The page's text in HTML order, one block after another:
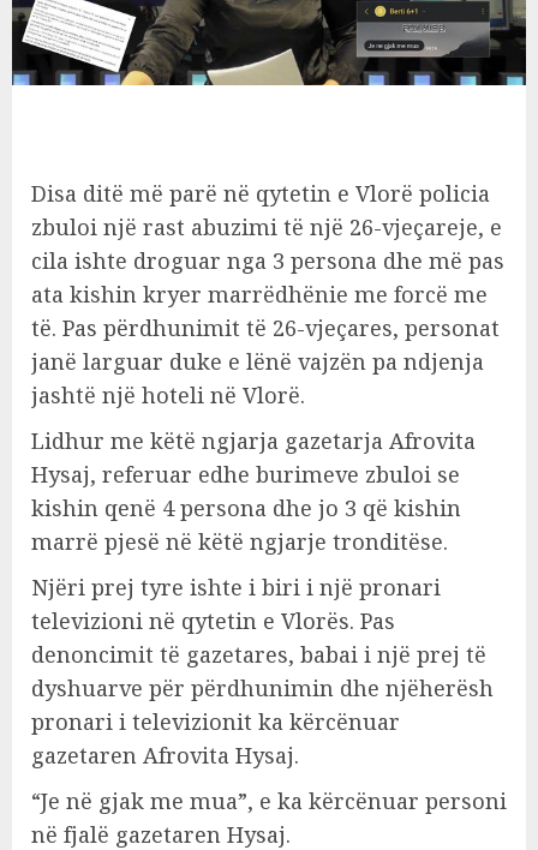
Disa ditë më parë në qytetin e Vlorë policia
zbuloi një rast abuzimi të një 26-vjeçareje, e
cila ishte droguar nga 3 persona dhe më pas
ata kishin kryer marrëdhënie me forcë me
të. Pas përdhunimit të 26-vjeçares, personat
janë larguar duke e lënë vajzën pa ndjenja
jashtë një hoteli në Vlorë.
Lidhur me këtë ngjarja gazetarja Afrovita
Hysaj, referuar edhe burimeve zbuloi se
kishin qenë 4 persona dhe jo 3 që kishin
marrë pjesë në këtë ngjarje tronditëse.
Njëri prej tyre ishte i biri i një pronari
televizioni në qytetin e Vlorës. Pas
denoncimit të gazetares, babai i një prej të
dyshuarve për përdhunimin dhe njëherësh
pronari i televizionit ka kërcënuar
gazetaren Afrovita Hysaj.
“Je në gjak me mua”, e ka kërcënuar personi
në fjalë gazetaren Hysaj.